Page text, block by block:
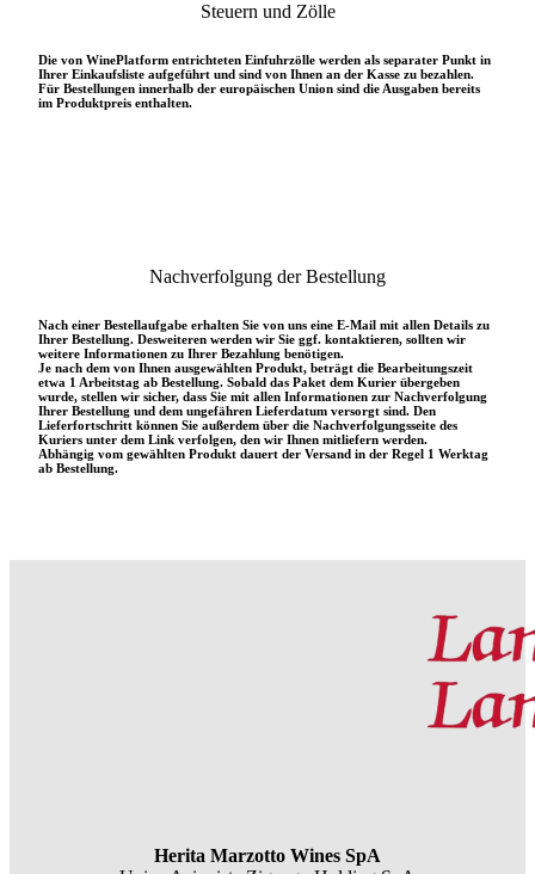
Steuern und Zölle
Die von WinePlatform entrichteten Einfuhrzölle werden als separater Punkt in
Ihrer Einkaufsliste aufgeführt und sind von Ihnen an der Kasse zu bezahlen.
Für Bestellungen innerhalb der europäischen Union sind die Ausgaben bereits
im Produktpreis enthalten.
Nachverfolgung der Bestellung
Nach einer Bestellaufgabe erhalten Sie von uns eine E-Mail mit allen Details zu
Ihrer Bestellung. Desweiteren werden wir Sie ggf. kontaktieren, sollten wir
weitere Informationen zu Ihrer Bezahlung benötigen.
Je nach dem von Ihnen ausgewählten Produkt, beträgt die Bearbeitungszeit
etwa 1 Arbeitstag ab Bestellung. Sobald das Paket dem Kurier übergeben
wurde, stellen wir sicher, dass Sie mit allen Informationen zur Nachverfolgung
Ihrer Bestellung und dem ungefähren Lieferdatum versorgt sind. Den
Lieferfortschritt können Sie außerdem über die Nachverfolgungsseite des
Kuriers unter dem Link verfolgen, den wir Ihnen mitliefern werden.
Abhängig vom gewählten Produkt dauert der Versand in der Regel 1 Werktag
ab Bestellung.
Herita Marzotto Wines SpA